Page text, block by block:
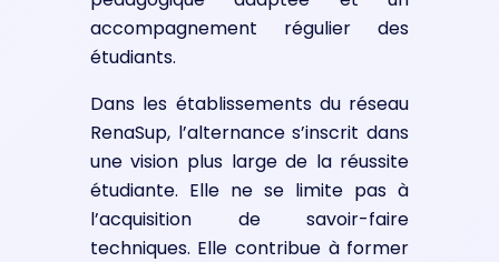
accompagnement régulier des
étudiants.
Dans les établissements du réseau
RenaSup, l’alternance s’inscrit dans
une vision plus large de la réussite
étudiante. Elle ne se limite pas à
l’acquisition de savoir-faire
techniques. Elle contribue à former